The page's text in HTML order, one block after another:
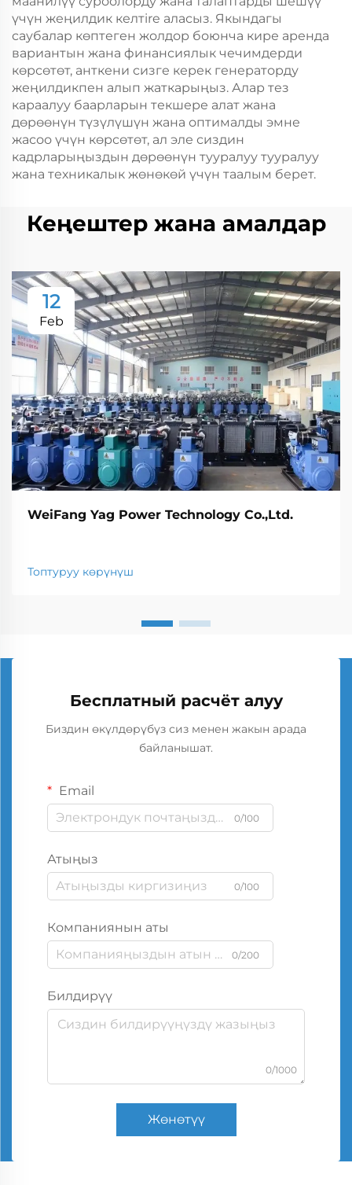
үчүн жеңилдик келтire аласыз. Якындагы
саубалар көптеген жолдор боюнча кире аренда
вариантын жана финансиялык чечимдерди
көрсөтөт, анткени сизге керек генераторду
жеңилдикпен алып жаткарыңыз. Алар тез
караалуу баарларын текшере алат жана
дөрөөнүн түзүлүшүн жана оптималды эмне
жасоо үчүн көрсөтөт, ал эле сиздин
кадрларыңыздын дөрөөнүн тууралуу тууралуу
жана техникалык жөнөкөй үчүн таалым берет.
Кеңештер жана амалдар
12
Feb
WeiFang Yag Power Technology Co.,Ltd.
Топтуруу көрүнүш
Бесплатный расчёт алуу
Биздин өкүлдөрүбүз сиз менен жакын арада
байланышат.
Email
0/100
Атыңыз
0/100
Компаниянын аты
0/200
Билдирүү
0/1000
Жөнөтүү